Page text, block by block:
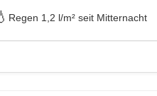
Regen 1,2 l/m² seit Mitternacht